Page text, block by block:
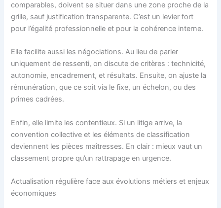
comparables, doivent se situer dans une zone proche de la
grille, sauf justification transparente. C’est un levier fort
pour l’égalité professionnelle et pour la cohérence interne.
Elle facilite aussi les négociations. Au lieu de parler
uniquement de ressenti, on discute de critères : technicité,
autonomie, encadrement, et résultats. Ensuite, on ajuste la
rémunération, que ce soit via le fixe, un échelon, ou des
primes cadrées.
Enfin, elle limite les contentieux. Si un litige arrive, la
convention collective et les éléments de classification
deviennent les pièces maîtresses. En clair : mieux vaut un
classement propre qu’un rattrapage en urgence.
Actualisation régulière face aux évolutions métiers et enjeux
économiques